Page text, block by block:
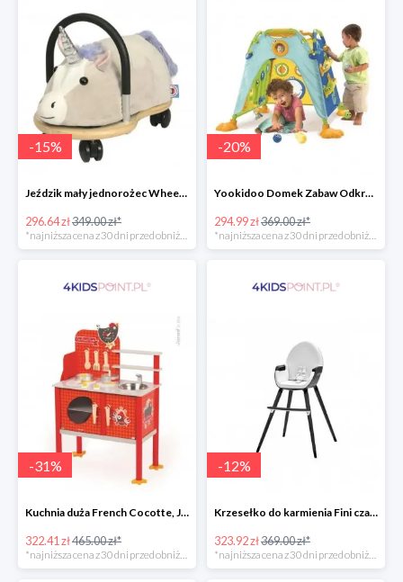
-15%
Jeździk mały jednorożec Wheely Bug
296.64 zł349.00 zł*
*najniższa cena z 30 dni przed obniżką
-20%
Yookidoo Domek Zabaw Odkrywczy
294.99 zł369.00 zł*
*najniższa cena z 30 dni przed obniżką
-31%
Kuchnia duża French Cocotte, Janod
322.41 zł465.00 zł*
-12%
Krzesełko do karmienia Fini czarne 2w1 Kinderkraft
323.92 zł369.00 zł*